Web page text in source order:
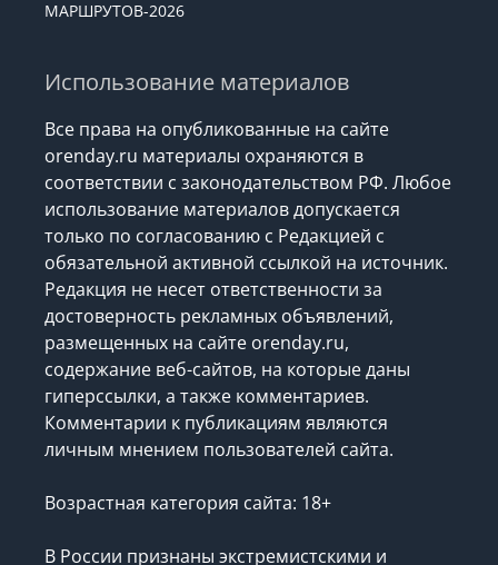
МАРШРУТОВ-2026
Использование материалов
Все права на опубликованные на сайте
orenday.ru материалы охраняются в
соответствии с законодательством РФ. Любое
использование материалов допускается
только по согласованию с Редакцией с
обязательной активной ссылкой на источник.
Редакция не несет ответственности за
достоверность рекламных объявлений,
размещенных на сайте orenday.ru,
содержание веб-сайтов, на которые даны
гиперссылки, а также комментариев.
Комментарии к публикациям являются
личным мнением пользователей сайта.
Возрастная категория сайта: 18+
В России признаны экстремистскими и